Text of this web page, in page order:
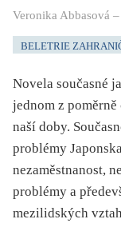
Veronika Abbasová –
BELETRIE
Novela současné
jednom z
naší doby.
problémy
nezaměstnanost,
problémy a
mezilidských